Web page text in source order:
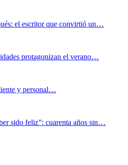
el escritor que convirtió un…
protagonizan el verano…
y personal…
sido feliz”: cuarenta años sin…